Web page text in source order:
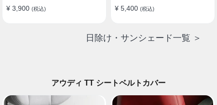
¥ 3,900 (税込) ¥ 5,400 (税込)
日除け・サンシェード一覧 ＞
アウディ TT シートベルトカバー